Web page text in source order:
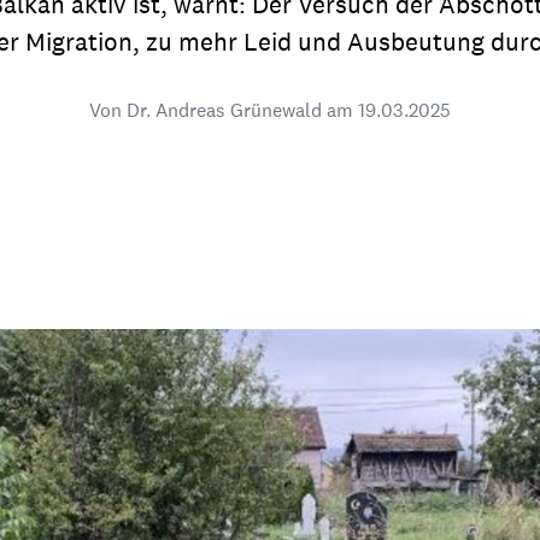
Stipendien
Jugend &
Regionale Kontakte
Migration, zu mehr Leid und Ausbeutung
Von Dr. Andreas Grünewald am 19.03.2025